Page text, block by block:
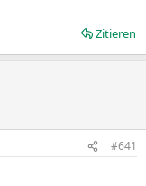
Zitieren
#641